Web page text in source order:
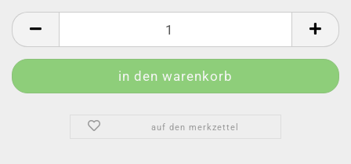
auf den merkzettel